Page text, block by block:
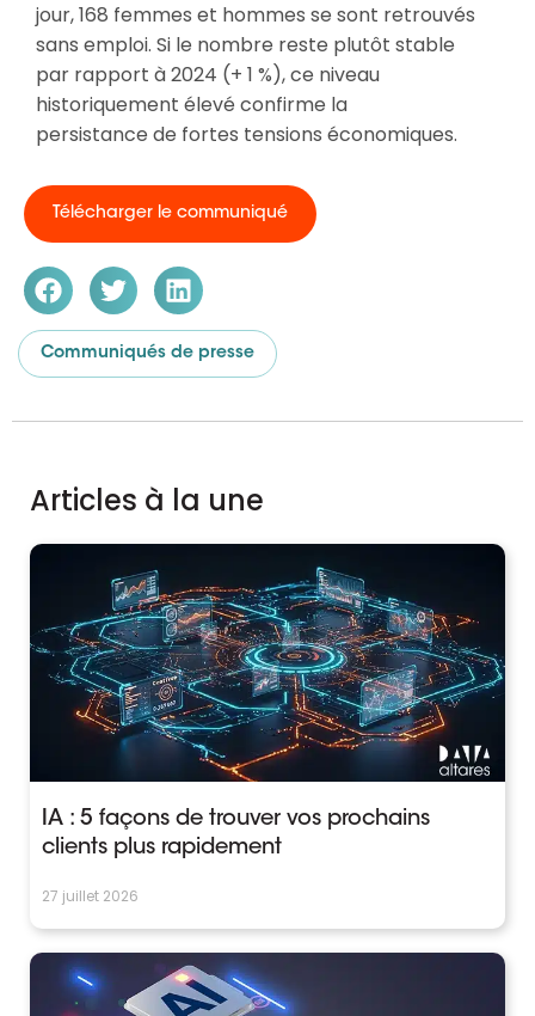
jour,168 femmes et hommes se sont retrouvés
sans emploi. Si le nombre reste plutôt stable
par rapport à 2024 (+ 1 %), ce niveau
historiquement élevé confirme la
persistance de fortes tensions économiques.
Télécharger le communiqué
Communiqués de presse
Articles à la une
IA : 5 façons de trouver vos prochains
clients plus rapidement
27 juillet 2026